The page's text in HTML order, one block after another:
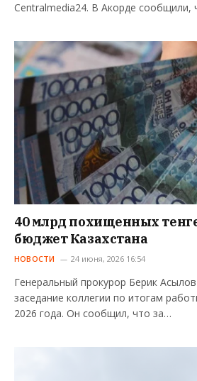
Centralmedia24. В Акорде сообщили,
40 млрд похищенных
бюджет Казахстана
НОВОСТИ 24 июня, 2026 16:54
Генеральный прокурор Берик
заседание коллегии по итогам
2026 года. Он сообщил, что за…